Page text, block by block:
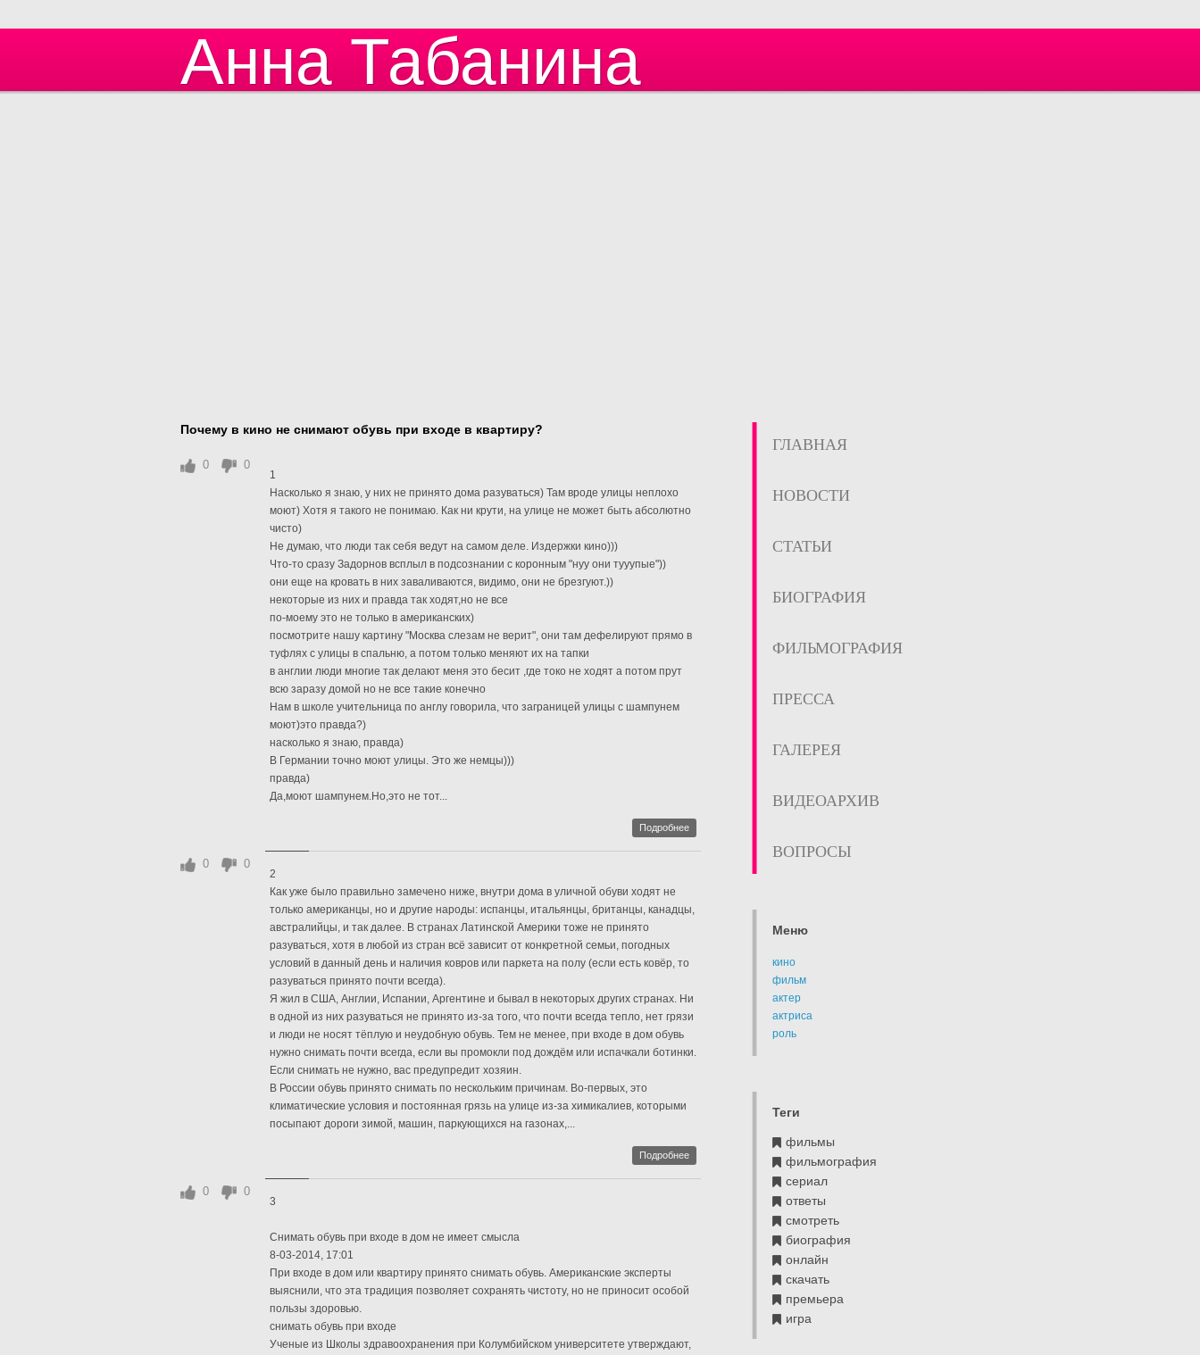
Анна Табанина
Почему в кино не снимают обувь при входе в квартиру?
1
Насколько я знаю, у них не принято дома разуваться) Там вроде улицы неплохо
моют) Хотя я такого не понимаю. Как ни крути, на улице не может быть абсолютно
чисто)
Не думаю, что люди так себя ведут на самом деле. Издержки кино)))
Что-то сразу Задорнов всплыл в подсознании с коронным "нуу они тууупые"))
они еще на кровать в них заваливаются, видимо, они не брезгуют.))
некоторые из них и правда так ходят,но не все
по-моему это не только в американских)
посмотрите нашу картину "Москва слезам не верит", они там дефелируют прямо в
туфлях с улицы в спальню, а потом только меняют их на тапки
в англии люди многие так делают меня это бесит ,где токо не ходят а потом прут
всю заразу домой но не все такие конечно
Нам в школе учительница по англу говорила, что заграницей улицы с шампунем
моют)это правда?)
насколько я знаю, правда)
В Германии точно моют улицы. Это же немцы)))
правда)
Да,моют шампунем.Но,это не тот...
0 0
Подробнее
2
Как уже было правильно замечено ниже, внутри дома в уличной обуви ходят не
только американцы, но и другие народы: испанцы, итальянцы, британцы, канадцы,
австралийцы, и так далее. В странах Латинской Америки тоже не принято
разуваться, хотя в любой из стран всё зависит от конкретной семьи, погодных
условий в данный день и наличия ковров или паркета на полу (если есть ковёр, то
разуваться принято почти всегда).
Я жил в США, Англии, Испании, Аргентине и бывал в некоторых других странах. Ни
в одной из них разуваться не принято из-за того, что почти всегда тепло, нет грязи
и люди не носят тёплую и неудобную обувь. Тем не менее, при входе в дом обувь
нужно снимать почти всегда, если вы промокли под дождём или испачкали ботинки.
Если снимать не нужно, вас предупредит хозяин.
В России обувь принято снимать по нескольким причинам. Во-первых, это
климатические условия и постоянная грязь на улице из-за химикалиев, которыми
посыпают дороги зимой, машин, паркующихся на газонах,...
0 0
Подробнее
3
Снимать обувь при входе в дом не имеет смысла
8-03-2014, 17:01
При входе в дом или квартиру принято снимать обувь. Американские эксперты
выяснили, что эта традиция позволяет сохранять чистоту, но не приносит особой
пользы здоровью.
снимать обувь при входе
Ученые из Школы здравоохранения при Колумбийском университете утверждают,
0 0
ГЛАВНАЯ
НОВОСТИ
СТАТЬИ
БИОГРАФИЯ
ФИЛЬМОГРАФИЯ
ПРЕССА
ГАЛЕРЕЯ
ВИДЕОАРХИВ
ВОПРОСЫ
Меню
кино
фильм
актер
актриса
роль
Теги
фильмы
фильмография
сериал
ответы
смотреть
биография
онлайн
скачать
премьера
игра